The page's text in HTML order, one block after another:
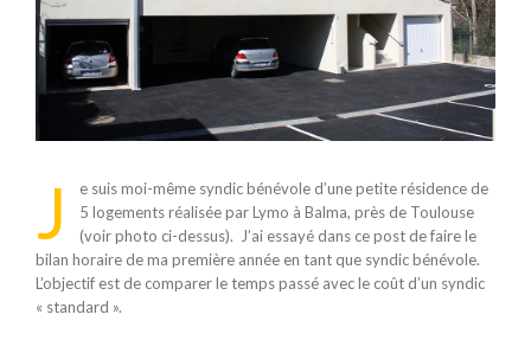
J
e suis moi-même syndic bénévole d’une petite résidence de
5 logements réalisée par Lymo à Balma, près de Toulouse
(voir photo ci-dessus). J’ai essayé dans ce post de faire le
bilan horaire de ma première année en tant que syndic bénévole.
L’objectif est de comparer le temps passé avec le coût d’un syndic
« standard ».